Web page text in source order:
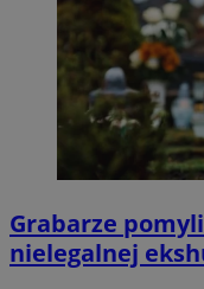
Grabarze
nielegalnej